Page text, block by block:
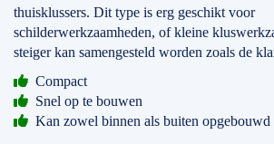
thuisklussers. Dit type is erg geschikt voor
schilderwerkzaamheden, of kleine
steiger kan samengesteld worden zoals de
Compact
Snel op te bouwen
Kan zowel binnen als buiten opgebouwd